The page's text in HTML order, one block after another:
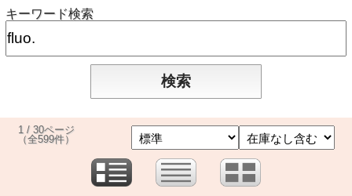
キーワード検索
1 / 30ページ
（全599件）